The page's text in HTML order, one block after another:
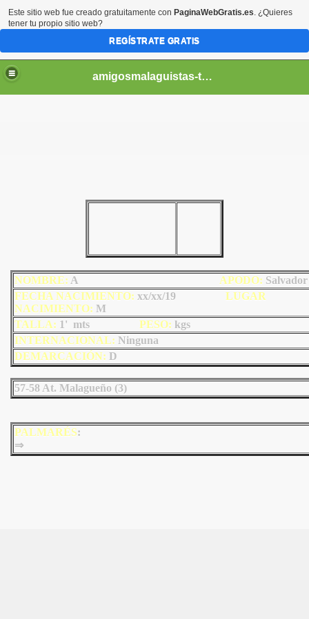
amigosmalaguistas-temporadas
NOMBRE: A APODO:
FECHA NACIMIENTO: xx/xx/19 LUGAR
NACIMIENTO: M
TALLA: 1' mts PESO: kgs
INTERNACIONAL: Ninguna
DEMARCACIÓN: D
57-58 At. Malagueño (3)
PALMARÉS:
⇒
Este sitio web fue creado gratuitamente con PaginaWebGratis.es. ¿Quieres
tener tu propio sitio web?
REGÍSTRATE GRATIS